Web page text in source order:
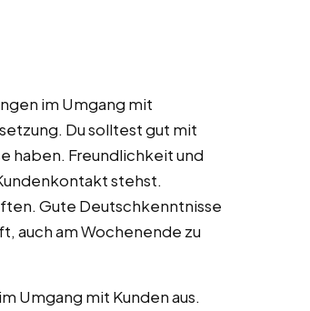
im Umgang mit
Du solltest gut mit
haben. Freundlichkeit und
stehst.
Gute Deutschkenntnisse
auch am Wochenende zu
Umgang mit Kunden aus.